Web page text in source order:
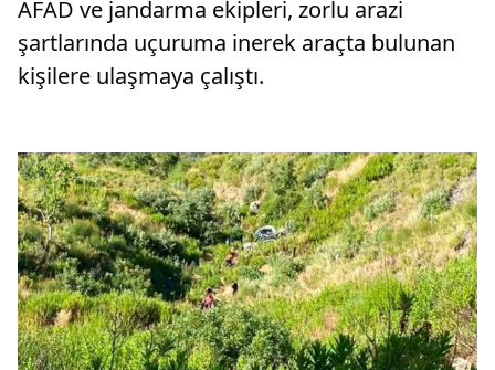
AFAD ve jandarma ekipleri, zorlu arazi
şartlarında uçuruma inerek araçta bulunan
kişilere ulaşmaya çalıştı.